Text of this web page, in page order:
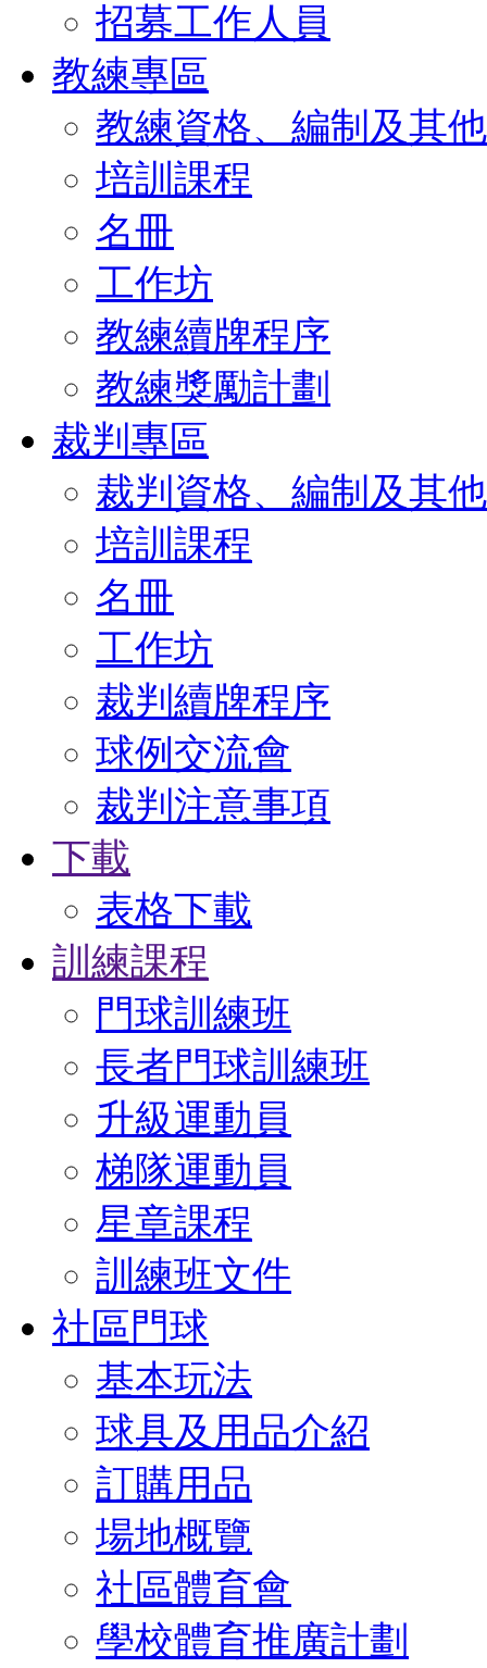
招募工作人員
教練專區
教練資格、編制及其
培訓課程
名冊
工作坊
教練續牌程序
教練獎勵計劃
裁判專區
裁判資格、編制及其
培訓課程
名冊
工作坊
裁判續牌程序
球例交流會
裁判注意事項
下載
表格下載
訓練課程
門球訓練班
長者門球訓練班
升級運動員
梯隊運動員
星章課程
訓練班文件
社區門球
基本玩法
球具及用品介紹
訂購用品
場地概覽
社區體育會
學校體育推廣計劃